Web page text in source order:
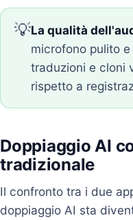
💡La qualità
microfono pulito
traduzioni e cloni
rispetto a
Doppiaggio AI
tradizionale
Il confronto tra i due
doppiaggio AI sta